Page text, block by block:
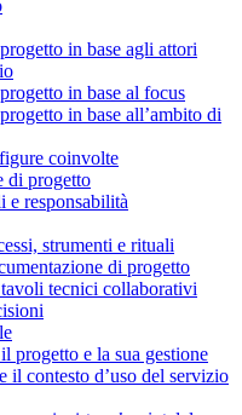
in base agli attori
in base al focus
in base all’ambito di
coinvolte
di progetto
responsabilità
strumenti e rituali
di progetto
tecnici collaborativi
progetto e la sua gestione
il contesto d’uso del servizio